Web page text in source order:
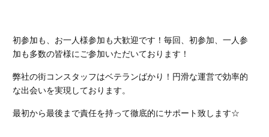
初参加も、お一人様参加も大歓迎です！毎回、初参加、一人参
加も多数の皆様にご参加いただいております！
弊社の街コンスタッフはベテランばかり！円滑な運営で効率的
な出会いを実現しております。
最初から最後まで責任を持って徹底的にサポート致します☆